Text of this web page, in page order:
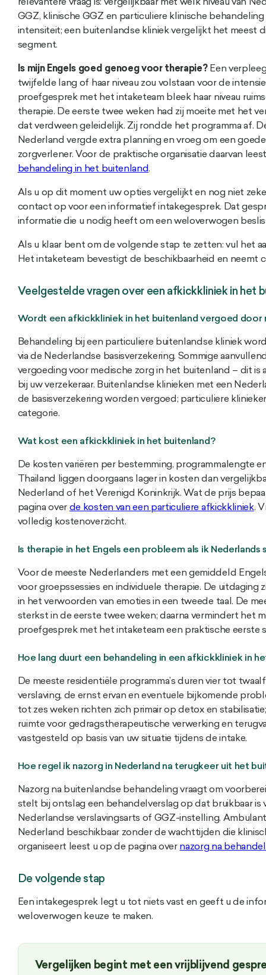
relevantere vraag is: vergelijkbaar met welk niveau van
GGZ, klinische GGZ en particuliere klinische
intensiteit; een buitenlandse kliniek vergelijkt het meest
segment.
Is mijn Engels goed genoeg voor therapie?Een
twijfelde lang of haar niveau zou volstaan voor de
proefgesprek met het intaketeam bleek haar niveau
therapie. De eerste twee weken had zij moeite met het
dat verdween geleidelijk. Zij rondde het programma af.
Nederland vergde extra planning en vroeg om een
zorgverlener. Voor de praktische organisatie daarvan
behandeling in het buitenland.
Als u op dit moment uw opties vergelijkt en nog niet
contact op voor een informatief intakegesprek. Dat
informatie die u nodig heeft om een weloverwogen
Als u klaar bent om de volgende stap te zetten: vul het
Het intaketeam bevestigt de beschikbaarheid en neemt
Veelgestelde vragen over een afkickkliniek in het
Wordt een afkickkliniek in het buitenland vergoed door
Behandeling bij een particuliere buitenlandse kliniek
via de Nederlandse basisverzekering. Sommige
vergoeding voor medische zorg in het buitenland – dit is
bij uw verzekeraar. Buitenlandse klinieken met een
de basisverzekering worden vergoed; particuliere
categorie.
Wat kost een afkickkliniek in het buitenland?
De kosten variëren per bestemming, programmalengte
Thailand liggen doorgaans lager in kosten dan
Nederland of het Verenigd Koninkrijk. Wat de prijs
pagina over de kosten van een particuliere afkickkliniek.
volledig kostenoverzicht.
Is therapie in het Engels een probleem als ik Nederlands
Voor de meeste Nederlanders met een gemiddeld
voor groepssessies en individuele therapie. De uitdaging
in het verwoorden van emoties in een tweede taal. De
sterkst in de eerste twee weken; daarna vermindert het
proefgesprek met het intaketeam een praktische eerste
Hoe lang duurt een behandeling in een afkickkliniek in
De meeste residentiële programma’s duren vier tot
verslaving, de ernst ervan en eventuele bijkomende
tot zes weken richten zich primair op detox en
ruimte voor gedragstherapeutische verwerking en
vastgesteld op basis van uw situatie tijdens de intake.
Hoe regel ik nazorg in Nederland na terugkeer uit het
Nazorg na buitenlandse behandeling vraagt om
stelt bij ontslag een behandelverslag op dat bruikbaar is
Nederlandse verslavingsarts of GGZ-instelling.
Nederland beschikbaar zonder de wachttijden die
organiseert leest u op de pagina over nazorg na
De volgende stap
Een intakegesprek legt u tot niets vast en geeft u de
weloverwogen keuze te maken.
Vergelijken begint met een vrijblijvend